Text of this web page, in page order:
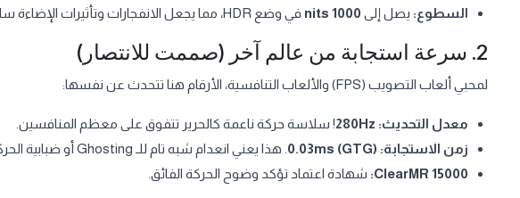
السطوع: يصل إلى 1000 nits في وضع HDR، مما يجعل الانفجارات وتأثيرات الإضاءة ساطعة وواقعية.
2. سرعة استجابة من عالم آخر (صممت للانتصار)
لمحبي ألعاب التصويب (FPS) والألعاب التنافسية، الأرقام هنا تتحدث عن نفسها:
معدل التحديث: 280Hz! سلاسة حركة ناعمة كالحرير تتفوق على معظم المنافسين.
زمن الاستجابة: 0.03ms (GTG) . هذا يعني انعدام شبه تام للـ Ghosting أو ضبابية الحركة.
ClearMR 15000: شهادة اعتماد تؤكد وضوح الحركة الفائق.